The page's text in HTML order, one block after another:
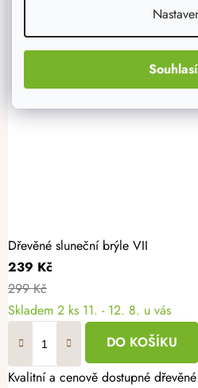
Dřevěné sluneční brýle VII
239 Kč
299 Kč
Skladem 2 ks 11. - 12. 8. u vás
DO KOŠÍKU
Kvalitní a cenově dostupné